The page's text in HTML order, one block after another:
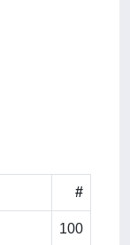
#
100